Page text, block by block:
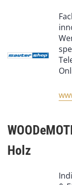
Holz